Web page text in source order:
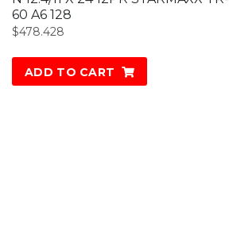
60 A6 128
$478.428
ADD TO CART